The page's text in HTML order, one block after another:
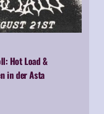
Hot Load &
in der Asta